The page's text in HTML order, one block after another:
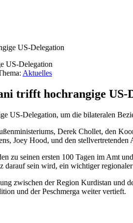
US-Delegation
Aktuelles
trifft hochrangige US-
US-Delegation, um die bilateralen
Derek Chollet, den
Joey Hood, und den
zu seinen ersten 100 Tagen im Amt
darauf sein wird, ein wichtiger
zwischen der Region Kurdistan
und der Peschmerga weiter vertieft.